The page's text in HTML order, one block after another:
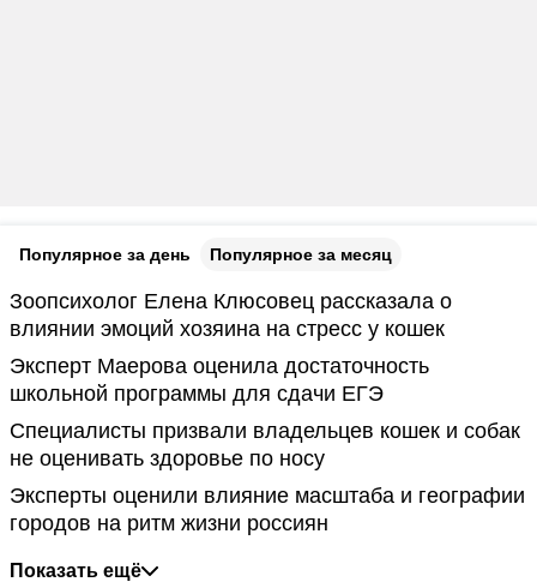
Популярное за день Популярное за месяц
Зоопсихолог Елена Клюсовец рассказала о
влиянии эмоций хозяина на стресс у кошек
Эксперт Маерова оценила достаточность
школьной программы для сдачи ЕГЭ
Специалисты призвали владельцев кошек и собак
не оценивать здоровье по носу
Эксперты оценили влияние масштаба и географии
городов на ритм жизни россиян
Показать ещё